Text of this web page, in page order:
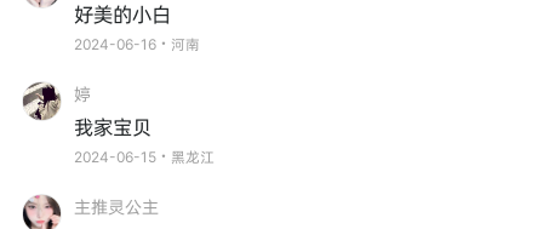
好美的小白
2024-06-16・河南
婷
我家宝贝
2024-06-15・黑龙江
主推灵公主